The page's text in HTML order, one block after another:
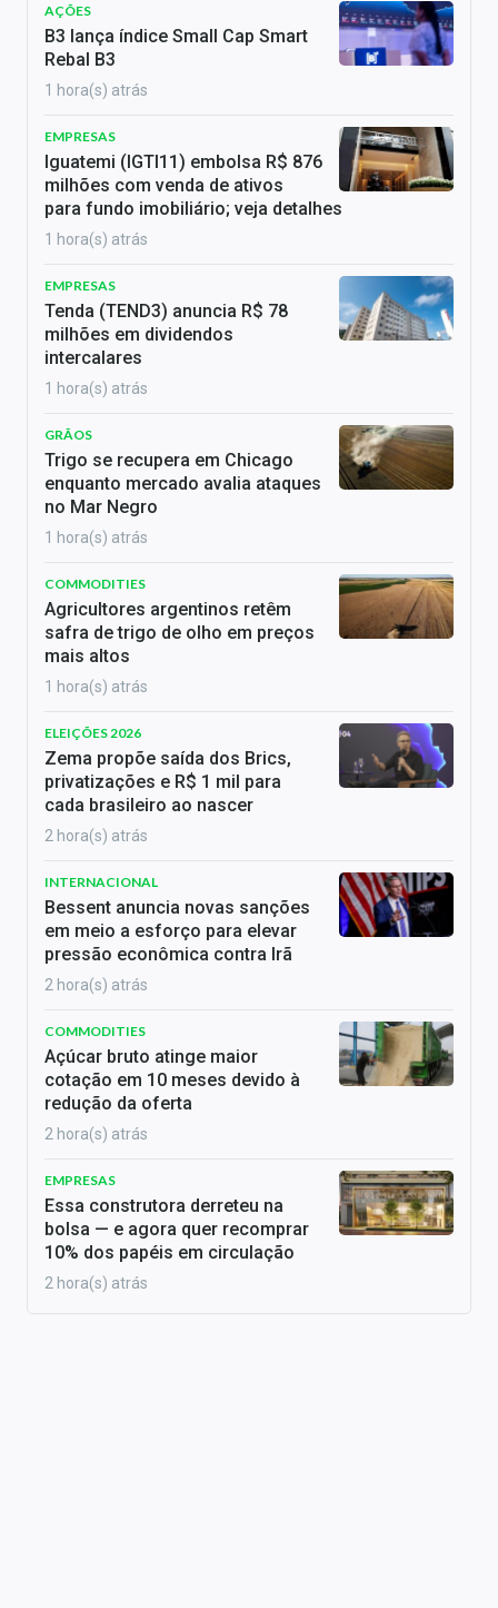
AÇÕES
B3 lança índice Small Cap Smart
Rebal B3
1 hora(s) atrás
EMPRESAS
Iguatemi (IGTI11) embolsa R$ 876
milhões com venda de ativos
para fundo imobiliário; veja detalhes
1 hora(s) atrás
EMPRESAS
Tenda (TEND3) anuncia R$ 78
milhões em dividendos
intercalares
1 hora(s) atrás
GRÃOS
Trigo se recupera em Chicago
enquanto mercado avalia ataques
no Mar Negro
1 hora(s) atrás
COMMODITIES
Agricultores argentinos retêm
safra de trigo de olho em preços
mais altos
1 hora(s) atrás
ELEIÇÕES 2026
Zema propõe saída dos Brics,
privatizações e R$ 1 mil para
cada brasileiro ao nascer
2 hora(s) atrás
INTERNACIONAL
Bessent anuncia novas sanções
em meio a esforço para elevar
pressão econômica contra Irã
2 hora(s) atrás
COMMODITIES
Açúcar bruto atinge maior
cotação em 10 meses devido à
redução da oferta
2 hora(s) atrás
EMPRESAS
Essa construtora derreteu na
bolsa — e agora quer recomprar
10% dos papéis em circulação
2 hora(s) atrás